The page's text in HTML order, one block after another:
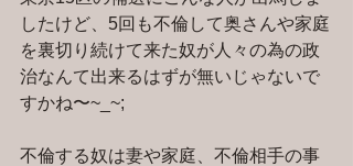
したけど、5回も不倫して奥さんや家庭
を裏切り続けて来た奴が人々の為の政
治なんて出来るはずが無いじゃないで
すかね〜~_~;
不倫する奴は妻や家庭、不倫相手の事